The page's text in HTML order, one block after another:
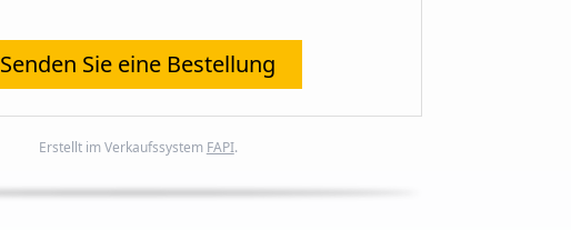
Senden Sie eine Bestellung
Erstellt im Verkaufssystem FAPI.